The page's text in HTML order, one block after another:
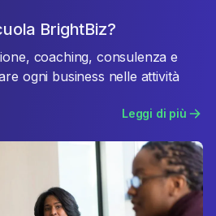
BrightBiz?
coaching, consulenza e
ogni business nelle attività
Leggi di più